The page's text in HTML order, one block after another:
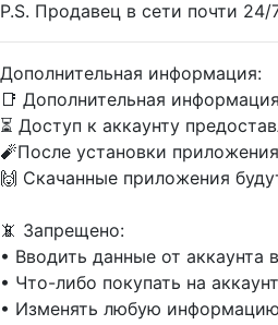
P.S. Продавец в сети почти 24/
Дополнительная информация:
📑 Дополнительная
⏳ Доступ к аккаунту
🧨После установки
🙌 Скачанные приложения
📵 Запрещено:
• Вводить данные от
• Что-либо покупать на
• Изменять любую информацию